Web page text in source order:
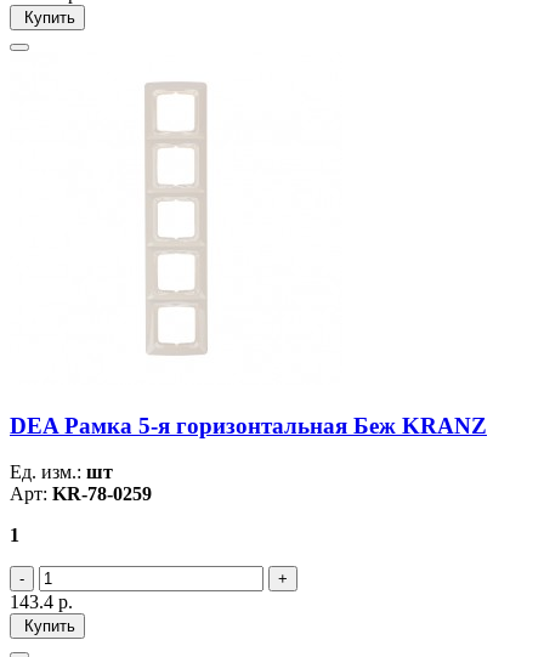
Купить
DEA Рамка 5-я горизонтальная Беж KRANZ
Ед. изм.: шт
Арт: KR-78-0259
1
143.4 р.
Купить